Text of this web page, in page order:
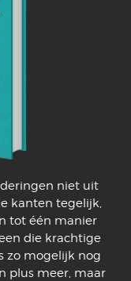
niet uit
kanten tegelijk,
tot één manier
die krachtige
zo mogelijk nog
plus meer, maar